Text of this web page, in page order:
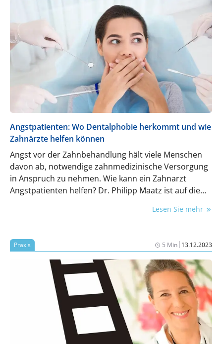
Angstpatienten: Wo Dentalphobie herkommt und wie
Zahnärzte helfen können
Angst vor der Zahnbehandlung hält viele Menschen
davon ab, notwendige zahnmedizinische Versorgung
in Anspruch zu nehmen. Wie kann ein Zahnarzt
Angstpatienten helfen? Dr. Philipp Maatz ist auf die
In diesem Beitrag teilt er seine Erfahrungen und
Lesen Sie mehr
Praxis 5 Min| 13.12.2023